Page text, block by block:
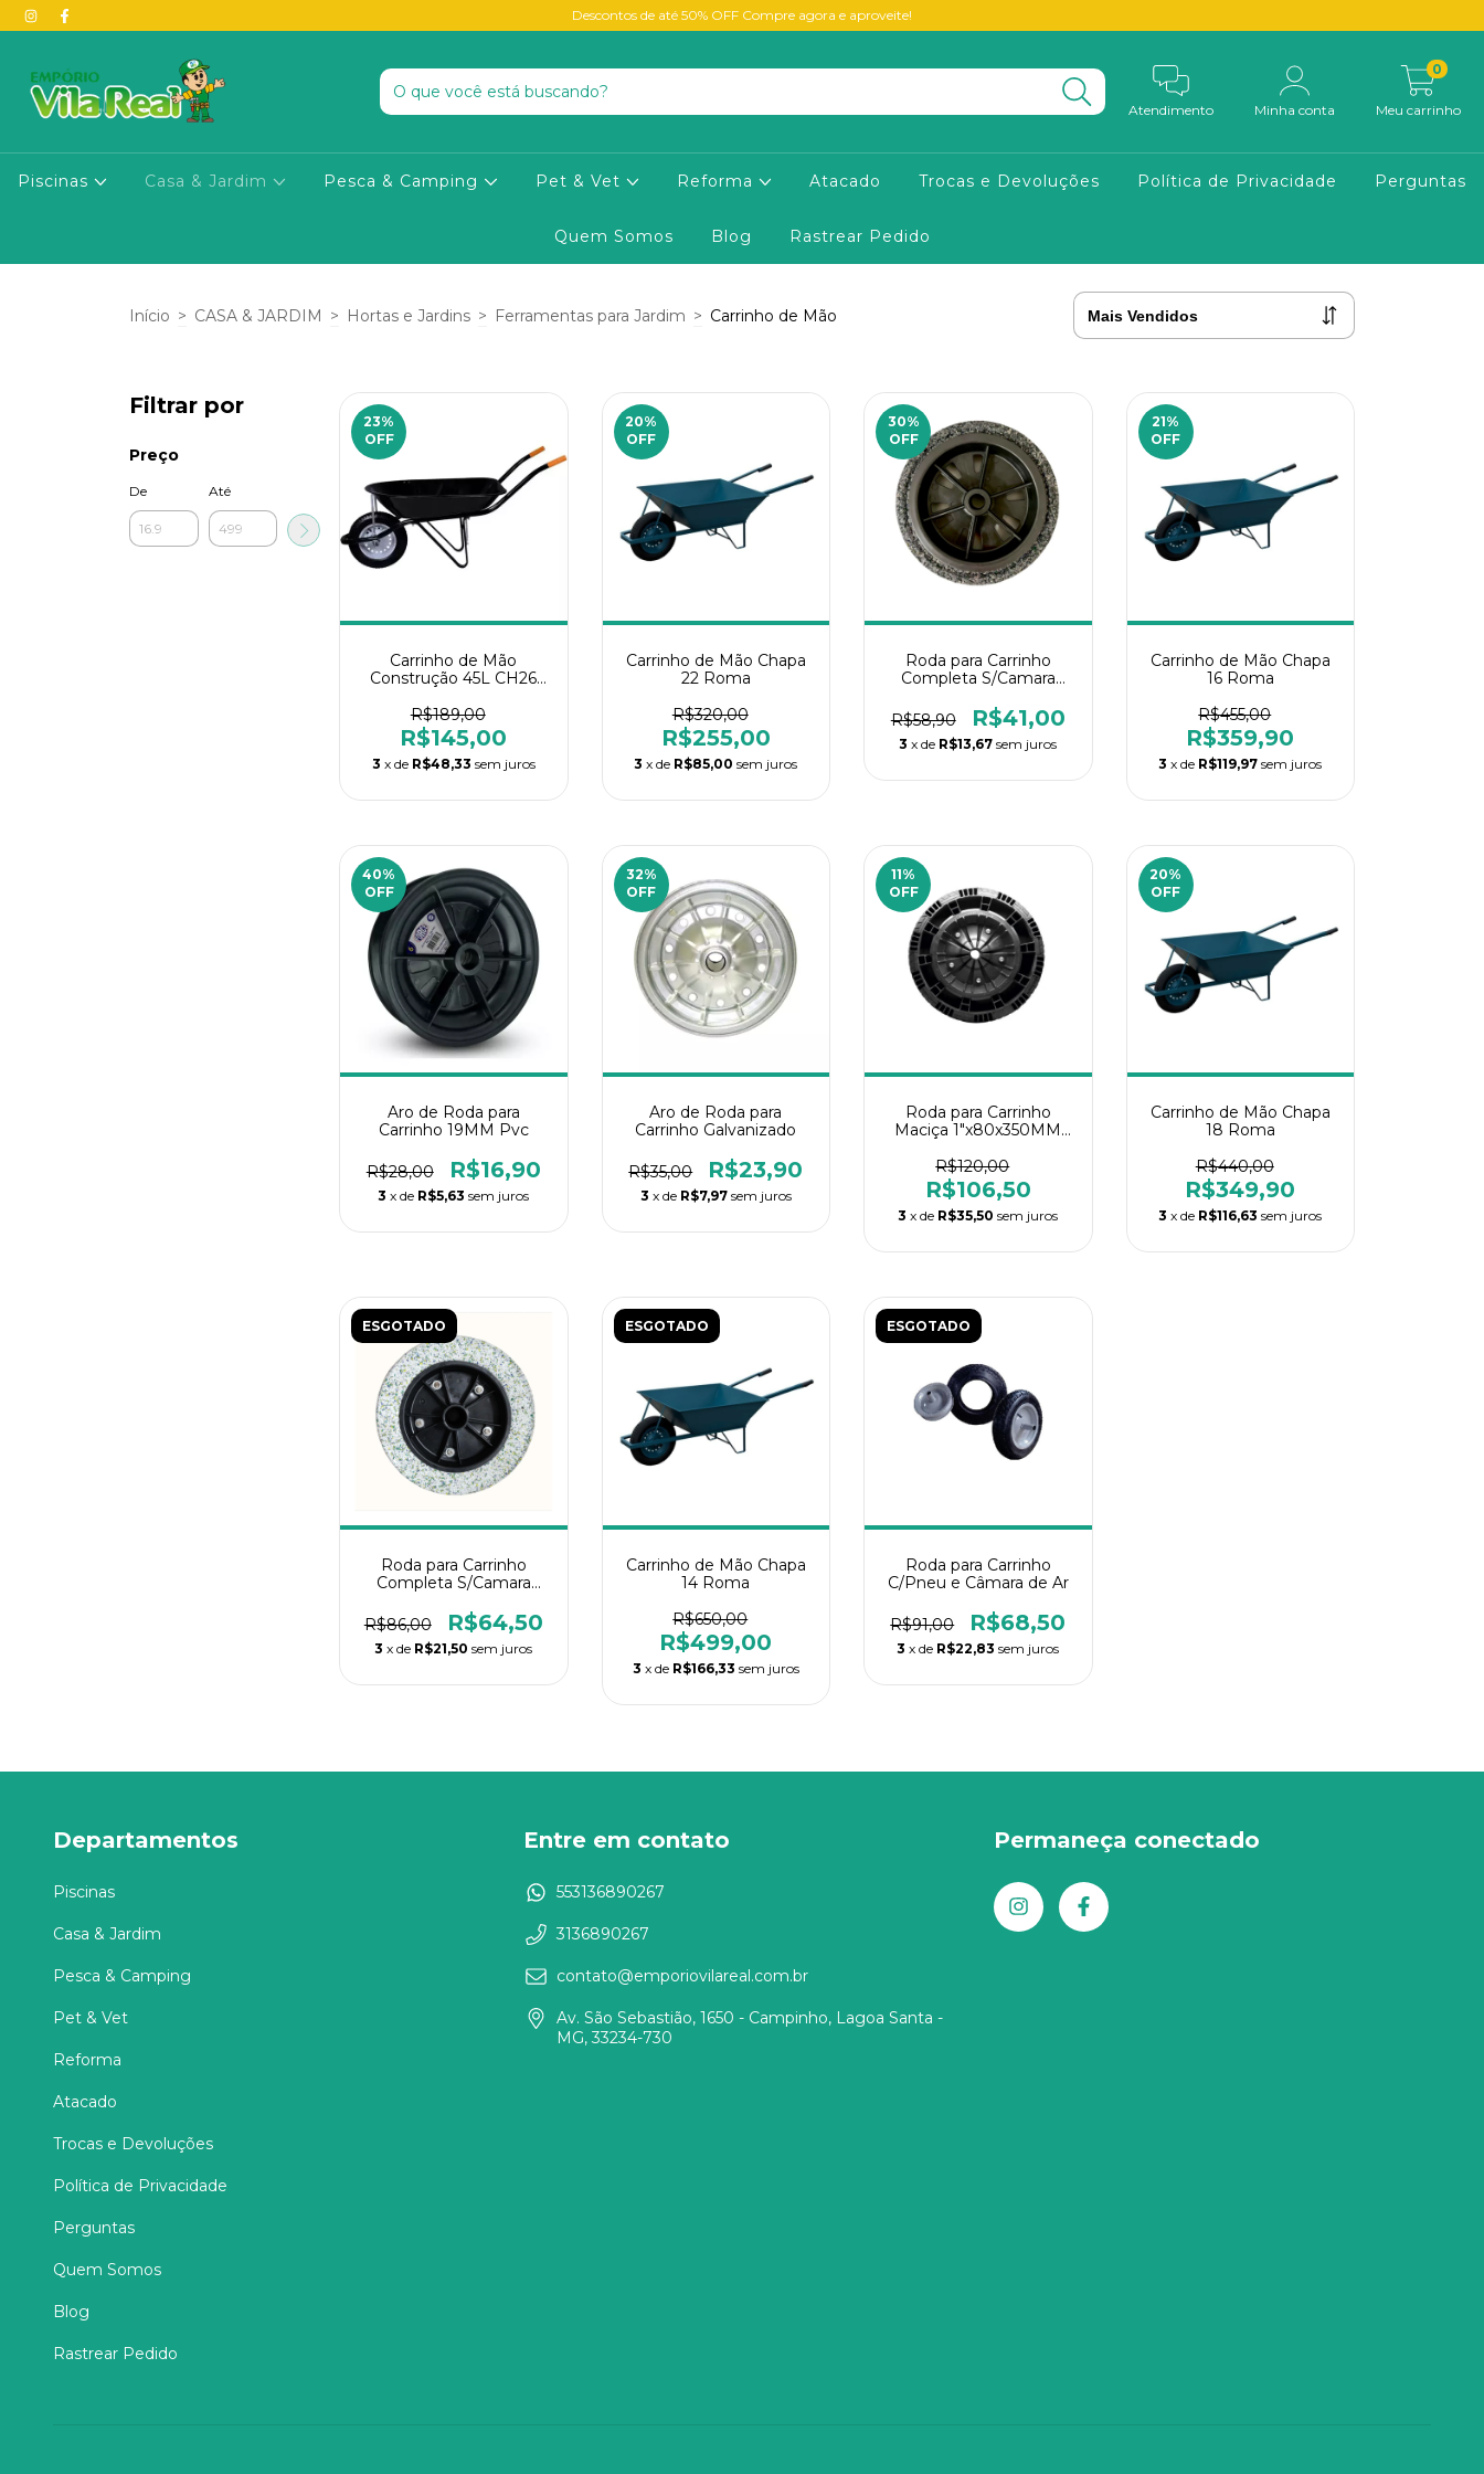
Descontos de até 50% OFF Compre agora e aproveite!
Atendimento Minha conta Meu carrinho
0
Piscinas Casa & Jardim Pesca & Camping Pet & Vet Reforma Atacado Trocas e Devoluções Política de Privacidade Perguntas
Quem Somos Blog Rastrear Pedido
Início > CASA & JARDIM > Hortas e Jardins > Ferramentas para Jardim > Carrinho de Mão
Filtrar por
Preço
De Até
23%
OFF
Carrinho de Mão
Construção 45L CH26
R$189,00
R$145,00
3 x de R$48,33 sem juros
20%
OFF
Carrinho de Mão Chapa
22 Roma
R$320,00
R$255,00
3 x de R$85,00 sem juros
30%
OFF
Roda para Carrinho
Completa S/Camara
R$58,90
R$41,00
3 x de R$13,67 sem juros
21%
OFF
Carrinho de Mão Chapa
16 Roma
R$455,00
R$359,90
3 x de R$119,97 sem juros
40%
OFF
Aro de Roda para
Carrinho 19MM Pvc
R$28,00 R$16,90
3 x de R$5,63 sem juros
32%
OFF
Aro de Roda para
Carrinho Galvanizado
R$35,00 R$23,90
3 x de R$7,97 sem juros
11%
OFF
Roda para Carrinho
Maciça 1"x80x350MM
R$120,00
R$106,50
3 x de R$35,50 sem juros
20%
OFF
Carrinho de Mão Chapa
18 Roma
R$440,00
R$349,90
3 x de R$116,63 sem juros
ESGOTADO
Roda para Carrinho
Completa S/Camara
R$86,00
R$64,50
3 x de R$21,50 sem juros
ESGOTADO
Carrinho de Mão Chapa
14 Roma
R$650,00
R$499,00
3 x de R$166,33 sem juros
ESGOTADO
Roda para Carrinho
C/Pneu e Câmara de Ar
R$91,00 R$68,50
3 x de R$22,83 sem juros
Departamentos
Piscinas
Casa & Jardim
Pesca & Camping
Pet & Vet
Reforma
Atacado
Trocas e Devoluções
Política de Privacidade
Perguntas
Quem Somos
Blog
Rastrear Pedido
Entre em contato
553136890267
3136890267
contato@emporiovilareal.com.br
Av. São Sebastião, 1650 - Campinho, Lagoa Santa -
MG, 33234-730
Permaneça conectado